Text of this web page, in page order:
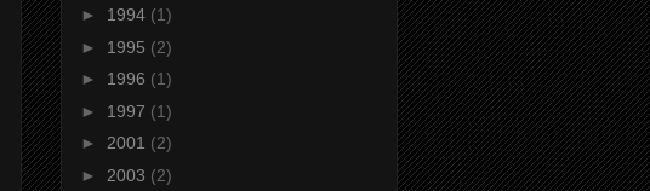
► 1994 (1)
► 1995 (2)
► 1996 (1)
► 1997 (1)
► 2001 (2)
► 2003 (2)